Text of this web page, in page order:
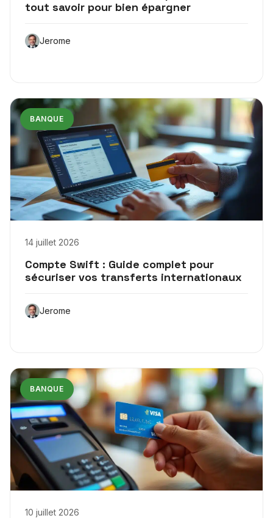
tout savoir pour bien épargner
Jerome
BANQUE
14 juillet 2026
Compte Swift : Guide complet pour
sécuriser vos transferts internationaux
Jerome
BANQUE
10 juillet 2026